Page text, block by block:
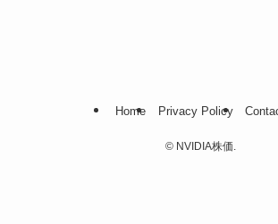
Home Privacy Policy
©NVIDIA株価.